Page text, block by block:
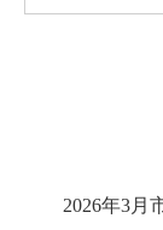
2026年3月市